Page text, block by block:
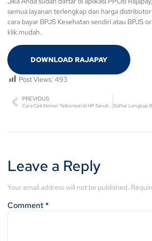
semua layanan terlengkap dan harga
cara bayar BPJS Kesehatan sendiri atau BPJS
klik mudah.
DOWNLOAD RAJAPAY
Post Views: 493
PREVIOUS
Cara Cek Nomor Telkomsel di HP Sendiri Paling Cepat
Leave a Reply
Your email address will not be published.
Comment *